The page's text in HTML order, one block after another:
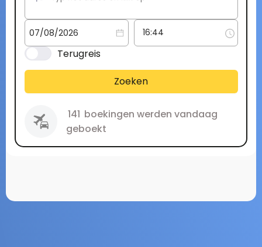
Terugreis
Zoeken
141 boekingen werden vandaag
geboekt